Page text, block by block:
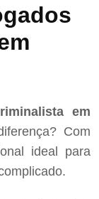
em
Com
ideal para